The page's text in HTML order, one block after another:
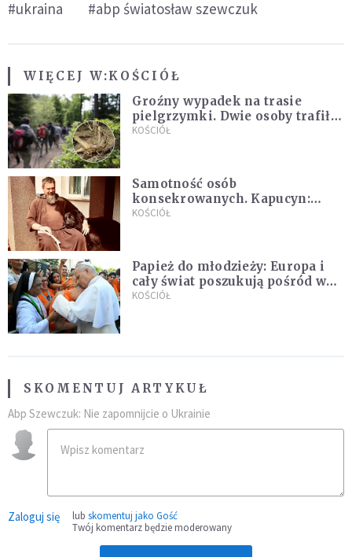
#ukraina #abp światosław szewczuk
WIĘCEJ W:KOŚCIÓŁ
Groźny wypadek na trasie
pielgrzymki. Dwie osoby trafiły
do szpitala
KOŚCIÓŁ
Samotność osób
konsekrowanych. Kapucyn:
Życie w pojedynkę rzadko jest
KOŚCIÓŁ
Papież do młodzieży: Europa i
cały świat poszukują pośród was
nowych świętych
KOŚCIÓŁ
SKOMENTUJ ARTYKUŁ
Abp Szewczuk: Nie zapomnijcie o Ukrainie
Zaloguj się lub skomentuj jako Gość
Twój komentarz będzie moderowany